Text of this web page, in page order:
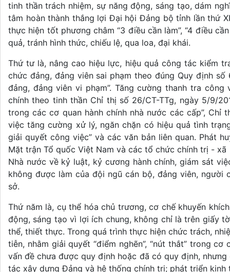
tinh thần trách nhiệm, sự năng động, sáng tạo, dám
tâm hoàn thành thắng lợi Đại hội Đảng bộ tỉnh lần thứ
thực hiện tốt phương châm “3 điều cần làm”, “4 điều
quả, tránh hình thức, chiếu lệ, qua loa, đại khái.
Thứ tư là, nâng cao hiệu lực, hiệu quả công tác kiểm
chức đảng, đảng viên sai phạm theo đúng Quy định
đảng, đảng viên vi phạm”. Tăng cường thanh tra
chính theo tinh thần Chỉ thị số 26/CT-TTg, ngày 5/9/
trong các cơ quan hành chính nhà nước các cấp”, Chỉ
việc tăng cường xử lý, ngăn chặn có hiệu quả tình
giải quyết công việc” và các văn bản liên quan. Phát
Mặt trận Tổ quốc Việt Nam và các tổ chức chính trị -
Nhà nước về kỷ luật, kỷ cương hành chính, giám sát
không được làm của đội ngũ cán bộ, đảng viên,
sở.
Thứ năm là, cụ thể hóa chủ trương, cơ chế khuyến
động, sáng tạo vì lợi ích chung, không chỉ là trên giấy
thể, thiết thực. Trong quá trình thực hiện chức trách,
tiễn, nhằm giải quyết “điểm nghẽn”, “nút thắt” trong
vấn đề chưa được quy định hoặc đã có quy định,
tác xây dựng Đảng và hệ thống chính trị; phát triển kinh